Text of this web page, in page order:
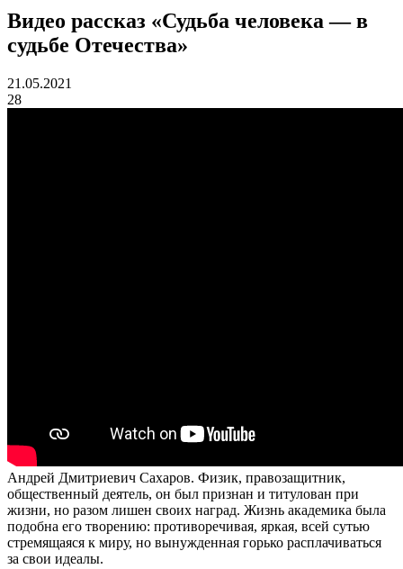
Видео рассказ «Судьба человека — в
судьбе Отечества»
21.05.2021
28
Андрей Дмитриевич Сахаров. Физик, правозащитник,
общественный деятель, он был признан и титулован при
жизни, но разом лишен своих наград. Жизнь академика была
подобна его творению: противоречивая, яркая, всей сутью
стремящаяся к миру, но вынужденная горько расплачиваться
за свои идеалы.